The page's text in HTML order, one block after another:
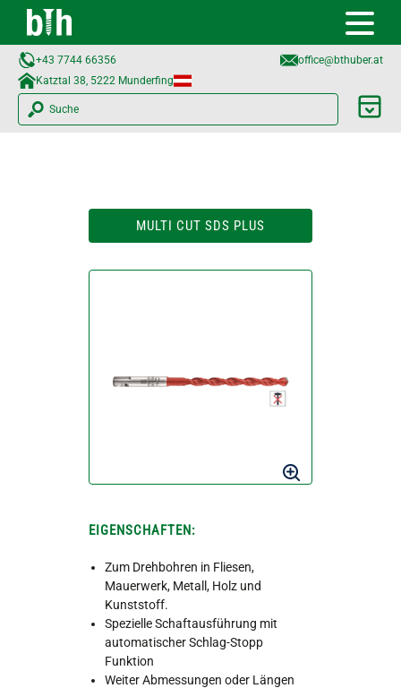
+43 7744 66356
office@bthuber.at​
Katztal 38, 5222 Munderfing
Suche
MULTI CUT SDS PLUS
EIGENSCHAFTEN:
Zum Drehbohren in Fliesen,
Mauerwerk, Metall, Holz und
Kunststoff.
Spezielle Schaftausführung mit
automatischer Schlag-Stopp
Funktion
Weiter Abmessungen oder Längen